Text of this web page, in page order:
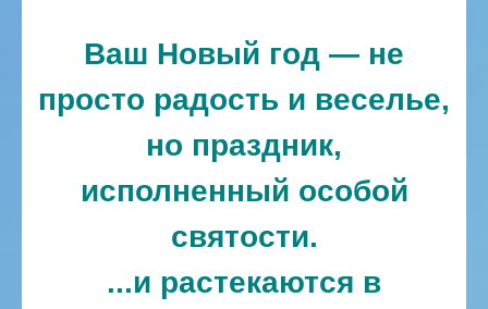
Ваш Новый год — не
просто радость и веселье,
но праздник,
исполненный особой
святости.
...и растекаются в